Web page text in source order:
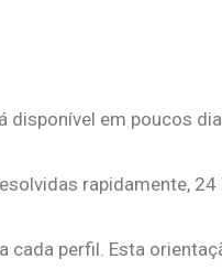
disponível em poucos
rapidamente, 24
cada perfil. Esta